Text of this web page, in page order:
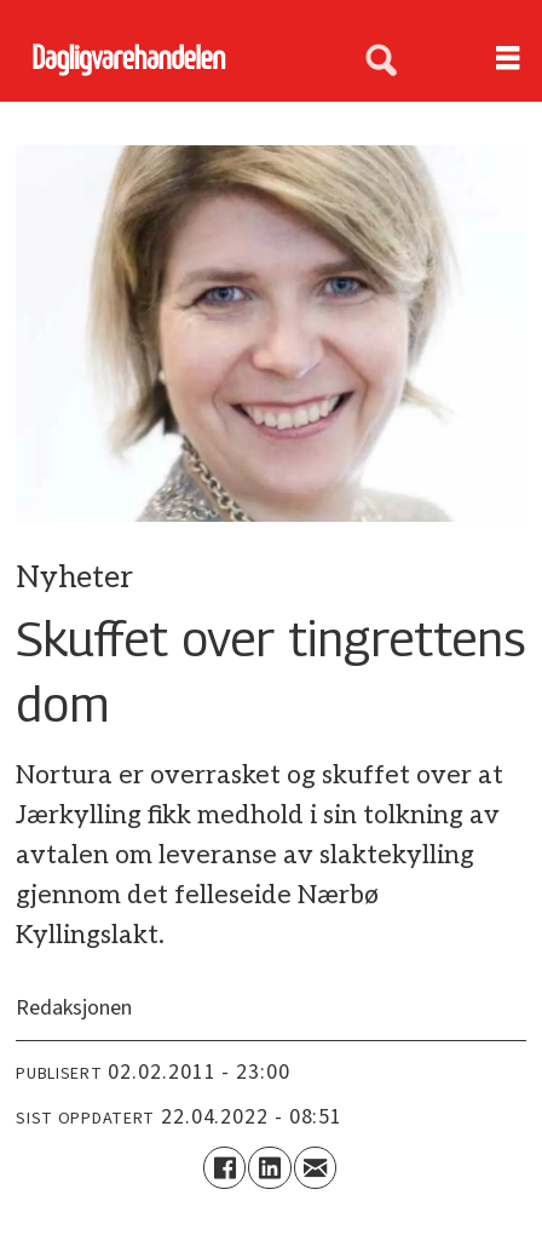
Nyheter
Skuffet over tingrettens
dom
Nortura er overrasket og skuffet over at
Jærkylling fikk medhold i sin tolkning av
avtalen om leveranse av slaktekylling
gjennom det felleseide Nærbø
Kyllingslakt.
Redaksjonen
PUBLISERT 02.02.2011 - 23:00
SIST OPPDATERT 22.04.2022 - 08:51